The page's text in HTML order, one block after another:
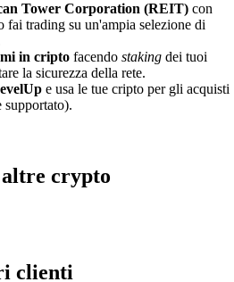
Tower Corporation (REIT) con
fai trading su un'ampia selezione di
in cripto facendo staking dei tuoi
la sicurezza della rete.
e usa le tue cripto per gli acquisti
crypto
clienti